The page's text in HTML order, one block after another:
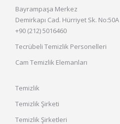
Bayrampaşa Merkez
Demirkapı Cad. Hürriyet Sk.
+90 (212) 5016460
Tecrübeli Temizlik Personelleri
Cam Temizlik Elemanları
Temizlik
Temizlik Şirketi
Temizlik Şirketleri